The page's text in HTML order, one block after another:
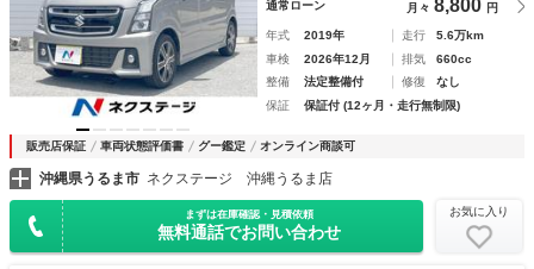
通常ローン 月々 8,800 円
年式 2019年 走行
5.6万km
車検
2026年12月 排気
660cc
整備
法定整備付 修復
なし
保証
保証付 (12ヶ月・走行無制限)
販売店保証 車両状態評価書 グー鑑定 オンライン商談可
沖縄県うるま市 ネクステージ 沖縄うるま店
まずは在庫確認・見積依頼
無料通話でお問い合わせ
お気に入り